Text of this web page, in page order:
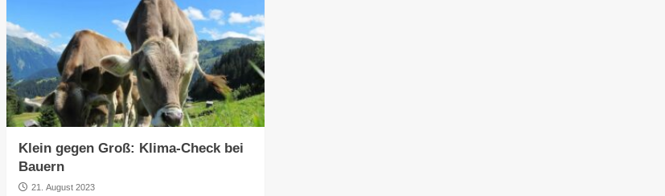
Klein gegen Groß: Klima-Check bei
Bauern
21. August 2023